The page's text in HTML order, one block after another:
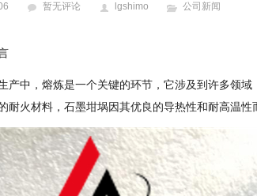
暂无评论 lgshimo 公司新闻
产中，熔炼是一个关键的环节，它涉及到许多领
耐火材料，石墨坩埚因其优良的导热性和耐高温